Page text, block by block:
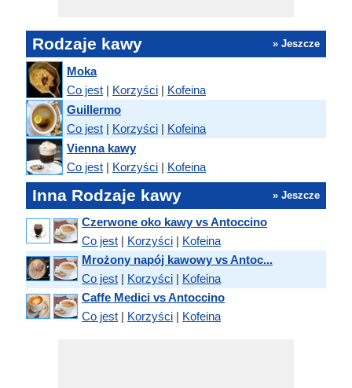
Rodzaje kawy » Jeszcze
Moka
Co jest | Korzyści | Kofeina
Guillermo
Co jest | Korzyści | Kofeina
Vienna kawy
Co jest | Korzyści | Kofeina
Inna Rodzaje kawy » Jeszcze
Czerwone oko kawy vs Antoccino
Co jest | Korzyści | Kofeina
Mrożony napój kawowy vs Antoc...
Co jest | Korzyści | Kofeina
Caffe Medici vs Antoccino
Co jest | Korzyści | Kofeina